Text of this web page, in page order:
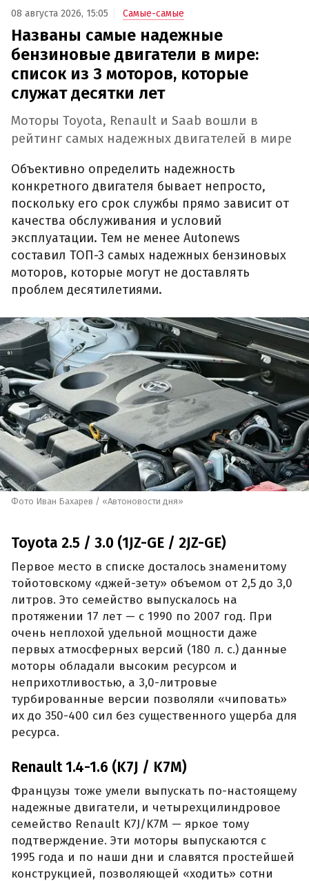
08 августа 2026, 15:05 Самые-самые
Названы самые надежные
бензиновые двигатели в мире:
список из 3 моторов, которые
служат десятки лет
Моторы Toyota, Renault и Saab вошли в
рейтинг самых надежных двигателей в мире
Объективно определить надежность
конкретного двигателя бывает непросто,
поскольку его срок службы прямо зависит от
качества обслуживания и условий
эксплуатации. Тем не менее Autonews
составил ТОП-3 самых надежных бензиновых
моторов, которые могут не доставлять
проблем десятилетиями.
Фото Иван Бахарев / «Автоновости дня»
Toyota 2.5 / 3.0 (1JZ-GE / 2JZ-GE)
Первое место в списке досталось знаменитому
тойотовскому «джей-зету» объемом от 2,5 до 3,0
литров. Это семейство выпускалось на
протяжении 17 лет — с 1990 по 2007 год. При
очень неплохой удельной мощности даже
первых атмосферных версий (180 л. с.) данные
моторы обладали высоким ресурсом и
неприхотливостью, а 3,0-литровые
турбированные версии позволяли «чиповать»
их до 350-400 сил без существенного ущерба для
ресурса.
Renault 1.4-1.6 (K7J / K7M)
Французы тоже умели выпускать по-настоящему
надежные двигатели, и четырехцилиндровое
семейство Renault K7J/K7M — яркое тому
подтверждение. Эти моторы выпускаются с
1995 года и по наши дни и славятся простейшей
конструкцией, позволяющей «ходить» сотни